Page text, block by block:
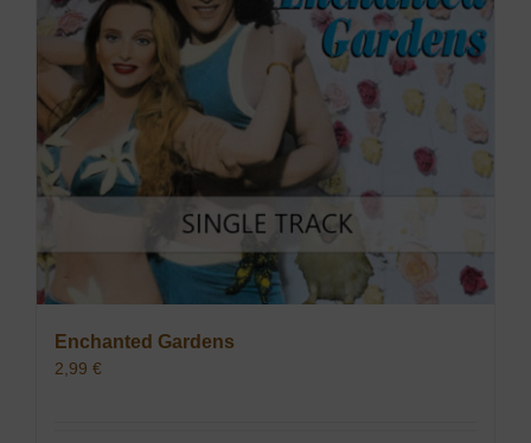
Enchanted Gardens
2,99 €